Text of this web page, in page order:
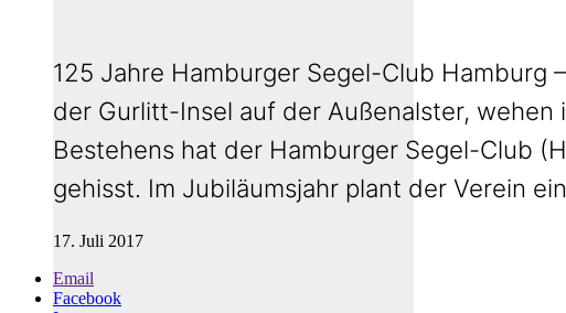
125 Jahre Hamburger Segel-Club Hamburg
der Gurlitt-Insel auf der Außenalster, wehen
Bestehens hat der Hamburger Segel-Club
gehisst. Im Jubiläumsjahr plant der Verein
17. Juli 2017
Email
Facebook